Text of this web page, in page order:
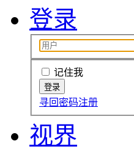
登录
记住我
寻回密码注册
视界